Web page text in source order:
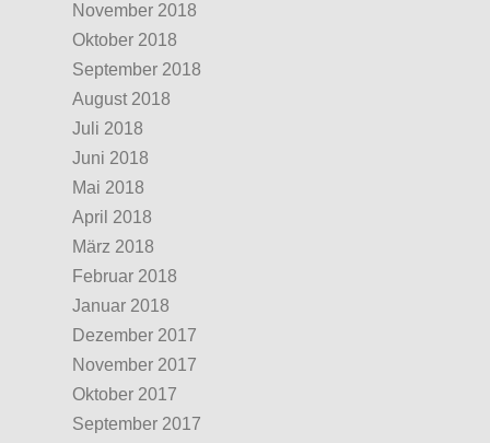
November 2018
Oktober 2018
September 2018
August 2018
Juli 2018
Juni 2018
Mai 2018
April 2018
März 2018
Februar 2018
Januar 2018
Dezember 2017
November 2017
Oktober 2017
September 2017